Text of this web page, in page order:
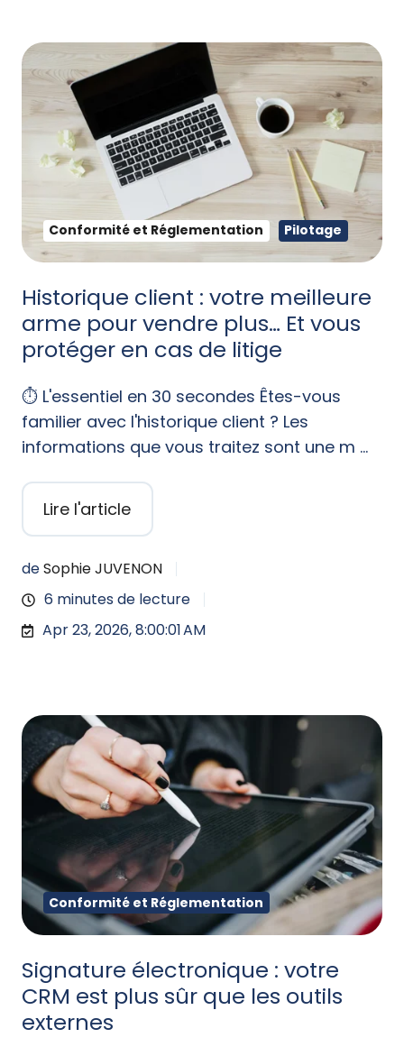
Historique client : votre meilleure
arme pour vendre plus… Et vous
protéger en cas de litige
⏱️ L'essentiel en 30 secondes Êtes-vous
familier avec l'historique client ? Les
informations que vous traitez sont une m …
Lire l'article
deSophie JUVENON
6 minutes de lecture
Apr 23, 2026, 8:00:01 AM
Conformité et Réglementation Pilotage
Signature électronique : votre
CRM est plus sûr que les outils
externes
Conformité et Réglementation